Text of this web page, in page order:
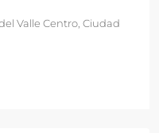
Valle Centro, Ciudad